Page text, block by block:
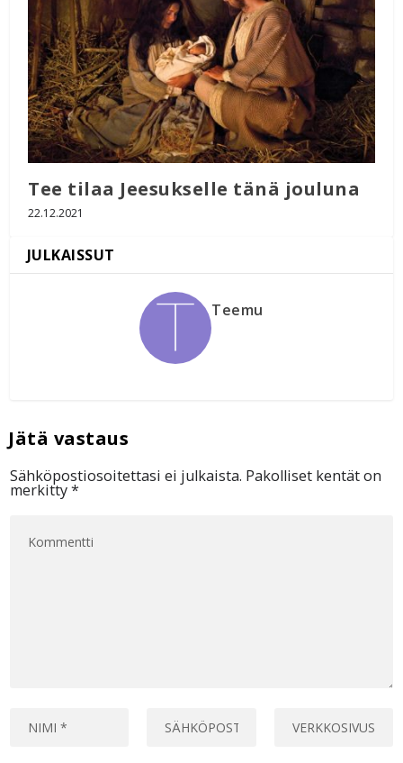
Tee tilaa Jeesukselle tänä jouluna
22.12.2021
Teemu
Sähköpostiosoitettasi ei julkaista. Pakolliset kentät on
merkitty*